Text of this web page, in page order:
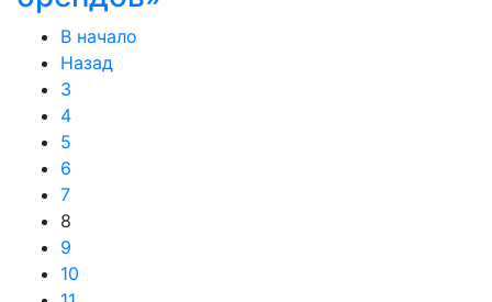
В начало
Назад
3
4
5
6
7
8
9
10